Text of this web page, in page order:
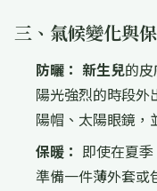
三、氣候變化與
防曬： 新生兒的
陽光強烈的時段外
陽帽、太陽眼鏡，
保暖： 即使在夏
準備一件薄外套或